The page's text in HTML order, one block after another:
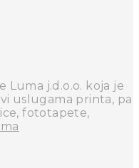
Luma j.d.o.o. koja je
uslugama printa, pa
fototapete,